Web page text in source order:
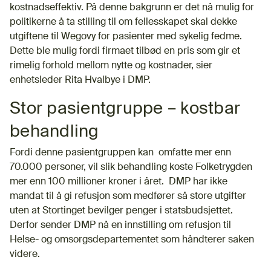
kostnadseffektiv. På denne bakgrunn er det nå mulig for
politikerne å ta stilling til om fellesskapet skal dekke
utgiftene til Wegovy for pasienter med sykelig fedme.
Dette ble mulig fordi firmaet tilbød en pris som gir et
rimelig forhold mellom nytte og kostnader, sier
enhetsleder Rita Hvalbye i DMP.
Stor pasientgruppe – kostbar
behandling
Fordi denne pasientgruppen kan omfatte mer enn
70.000 personer, vil slik behandling koste Folketrygden
mer enn 100 millioner kroner i året. DMP har ikke
mandat til å gi refusjon som medfører så store utgifter
uten at Stortinget bevilger penger i statsbudsjettet.
Derfor sender DMP nå en innstilling om refusjon til
Helse- og omsorgsdepartementet som håndterer saken
videre.